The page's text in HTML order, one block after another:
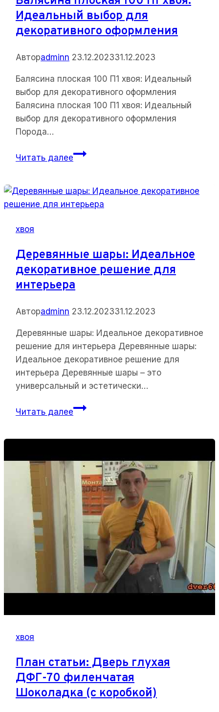
Идеальный выбор для
декоративного оформления
Авторadminn 23.12.202331.12.2023
Балясина плоская 100 П1 хвоя: Идеальный
выбор для декоративного оформления
Балясина плоская 100 П1 хвоя: Идеальный
выбор для декоративного оформления
Порода…
Читать далееБалясина
П1
хвоя:
декоративного
оформления
хвоя
Деревянные шары: Идеальное
декоративное решение для
интерьера
Авторadminn 23.12.202331.12.2023
Деревянные шары: Идеальное декоративное
решение для интерьера Деревянные шары:
Идеальное декоративное решение для
интерьера Деревянные шары – это
универсальный и эстетически…
Читать далееДеревянные
решение
для
интерьера
хвоя
План статьи: Дверь глухая
ДФГ-70 филенчатая
Шоколадка (с коробкой)